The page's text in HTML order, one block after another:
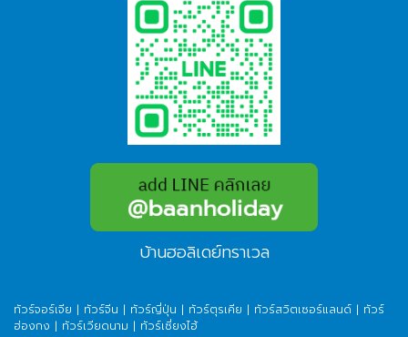
บ้านฮอลิเดย์ทราเวล
ทัวร์จอร์เจีย | ทัวร์จีน | ทัวร์ญี่ปุ่น | ทัวร์ตุรเคีย | ทัวร์สวิตเซอร์แลนด์ | ทัวร์
ฮ่องกง | ทัวร์เวียดนาม | ทัวร์เซี่ยงไฮ้